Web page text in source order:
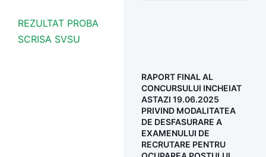
REZULTAT PROBA
SCRISA SVSU
RAPORT FINAL AL
CONCURSULUI INCHEIAT
ASTAZI 19.06.2025
PRIVIND MODALITATEA
DE DESFASURARE A
EXAMENULUI DE
RECRUTARE PENTRU